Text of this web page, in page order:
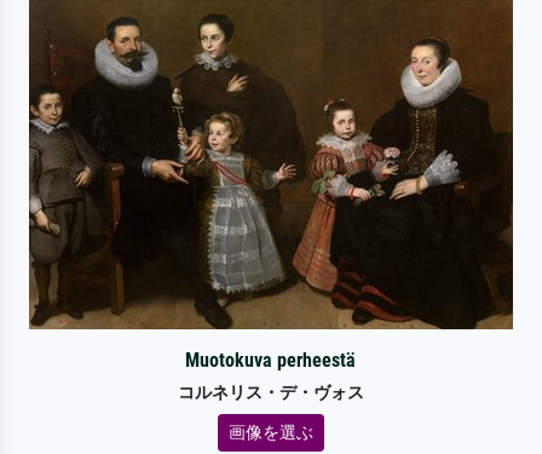
Muotokuva perheestä
コルネリス・デ・ヴォス
画像を選ぶ